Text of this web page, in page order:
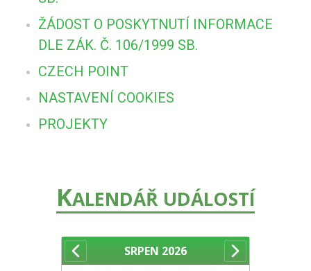
ŽÁDOST O POSKYTNUTÍ INFORMACE
DLE ZÁK. Č. 106/1999 SB.
CZECH POINT
NASTAVENÍ COOKIES
PROJEKTY
KALENDÁŘ UDÁLOSTÍ
SRPEN 2026